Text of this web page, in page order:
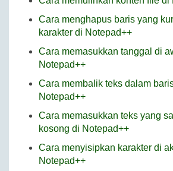
Cara menghapus baris yang
karakter di Notepad++
Cara memasukkan tanggal di
Notepad++
Cara membalik teks dalam
Notepad++
Cara memasukkan teks yang
kosong di Notepad++
Cara menyisipkan karakter di
Notepad++